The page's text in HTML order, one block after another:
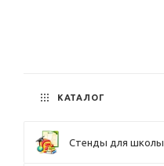
КАТАЛОГ
Стенды для школы